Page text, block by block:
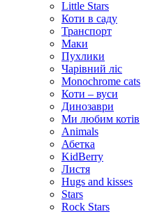
Little Stars
Коти в саду
Транспорт
Маки
Пухлики
Чарівний ліс
Monochrome cats
Коти – вуси
Динозаври
Ми любим котів
Animals
Абетка
KidBerry
Листя
Hugs and kisses
Stars
Rock Stars